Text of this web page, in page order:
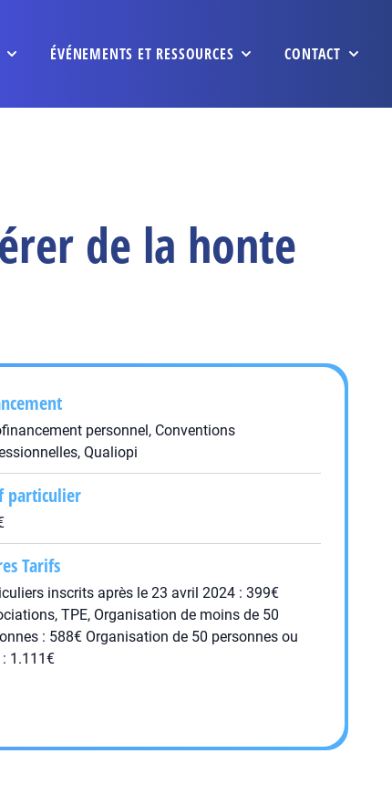
ÉVÉNEMENTS ET RESSOURCES CONTACT
de la honte
personnel, Conventions
Qualiopi
particulier
Tarifs
inscrits après le 23 avril 2024 : 399€
TPE, Organisation de moins de 50
: 588€ Organisation de 50 personnes ou
1.111€